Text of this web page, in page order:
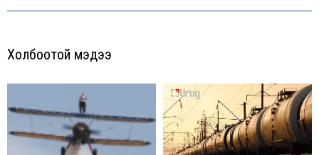
Холбоотой мэдээ